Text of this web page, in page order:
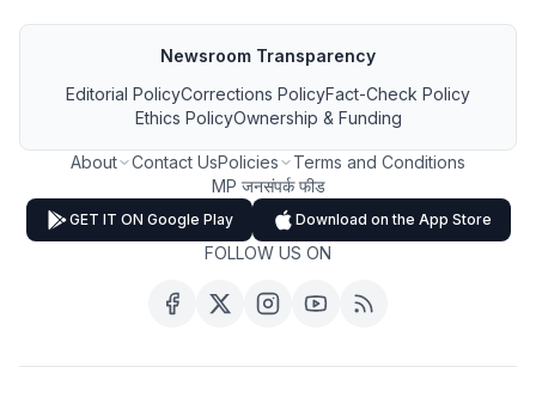
Newsroom Transparency
Editorial PolicyCorrections PolicyFact-Check Policy
Ethics PolicyOwnership & Funding
About Contact UsPolicies
Terms and Conditions
MP जनसंपर्क फीड
GET IT ON Google Play Download on the App Store
FOLLOW US ON